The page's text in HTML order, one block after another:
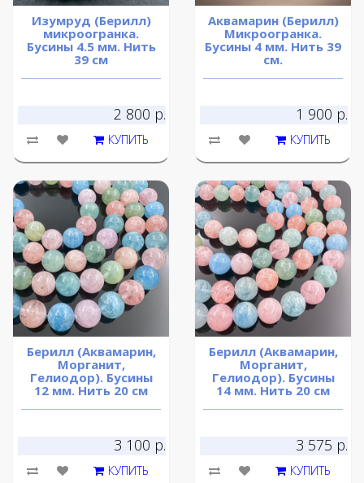
Изумруд (Берилл)
микроогранка.
Бусины 4.5 мм. Нить
39 см
2 800 р.
КУПИТЬ
Аквамарин (Берилл)
Микроогранка.
Бусины 4 мм. Нить 39
см.
1 900 р.
КУПИТЬ
Берилл (Аквамарин,
Морганит,
Гелиодор). Бусины
12 мм. Нить 20 см
3 100 р.
КУПИТЬ
Берилл (Аквамарин,
Морганит,
Гелиодор). Бусины
14 мм. Нить 20 см
3 575 р.
КУПИТЬ